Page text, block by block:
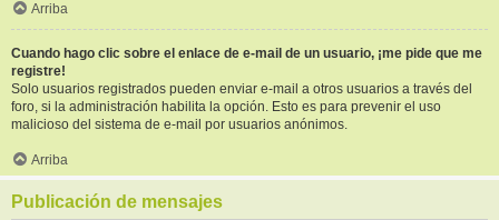
Arriba
Cuando hago clic sobre el enlace de e-mail de un usuario, ¡me pide que me
registre!
Solo usuarios registrados pueden enviar e-mail a otros usuarios a través del
foro, si la administración habilita la opción. Esto es para prevenir el uso
malicioso del sistema de e-mail por usuarios anónimos.
Arriba
Publicación de mensajes